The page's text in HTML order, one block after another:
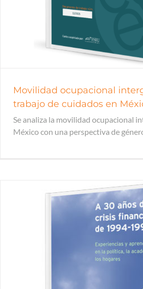
Movilidad ocupacional
trabajo de cuidados en
Se analiza la movilidad ocupacional
México con una perspectiva de